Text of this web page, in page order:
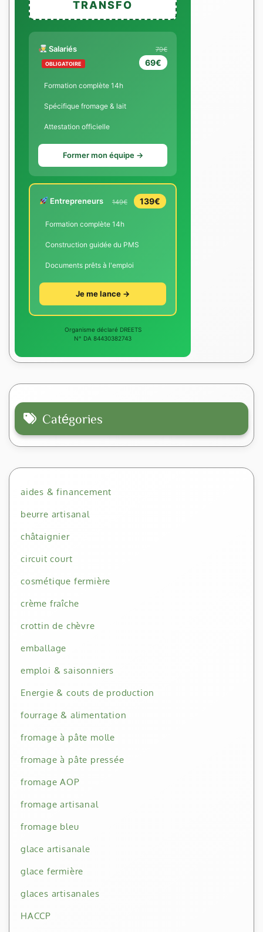
TRANSFO
Salariés
OBLIGATOIRE
79€
69€
Formation complète 14h
Spécifique fromage & lait
Attestation officielle
Former mon équipe →
Entrepreneurs 149€ 139€
Formation complète 14h
Construction guidée du PMS
Documents prêts à l'emploi
Je me lance →
Organisme déclaré DREETS
N° DA 84430382743
Catégories
aides & financement
beurre artisanal
châtaignier
circuit court
cosmétique fermière
crème fraîche
crottin de chèvre
emballage
emploi & saisonniers
Energie & couts de production
fourrage & alimentation
fromage à pâte molle
fromage à pâte pressée
fromage AOP
fromage artisanal
fromage bleu
glace artisanale
glace fermière
glaces artisanales
HACCP